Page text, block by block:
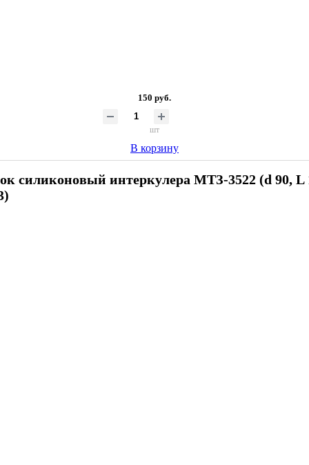
150 руб.
шт
В корзину
силиконовый интеркулера МТЗ-3522 (d 90, L